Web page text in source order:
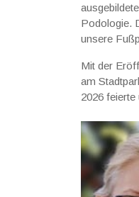
Podologie.
unsere
Mit der
am
2026